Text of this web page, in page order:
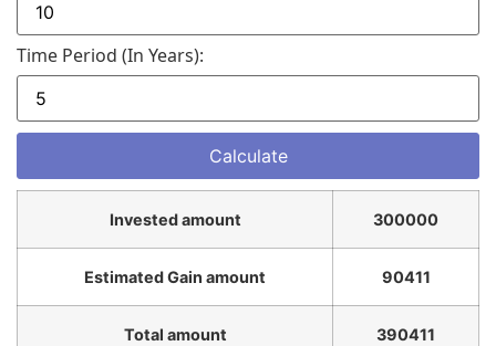
Time Period (in Years):
Invested amount 300000
Estimated Gain amount 90411
Total amount 390411